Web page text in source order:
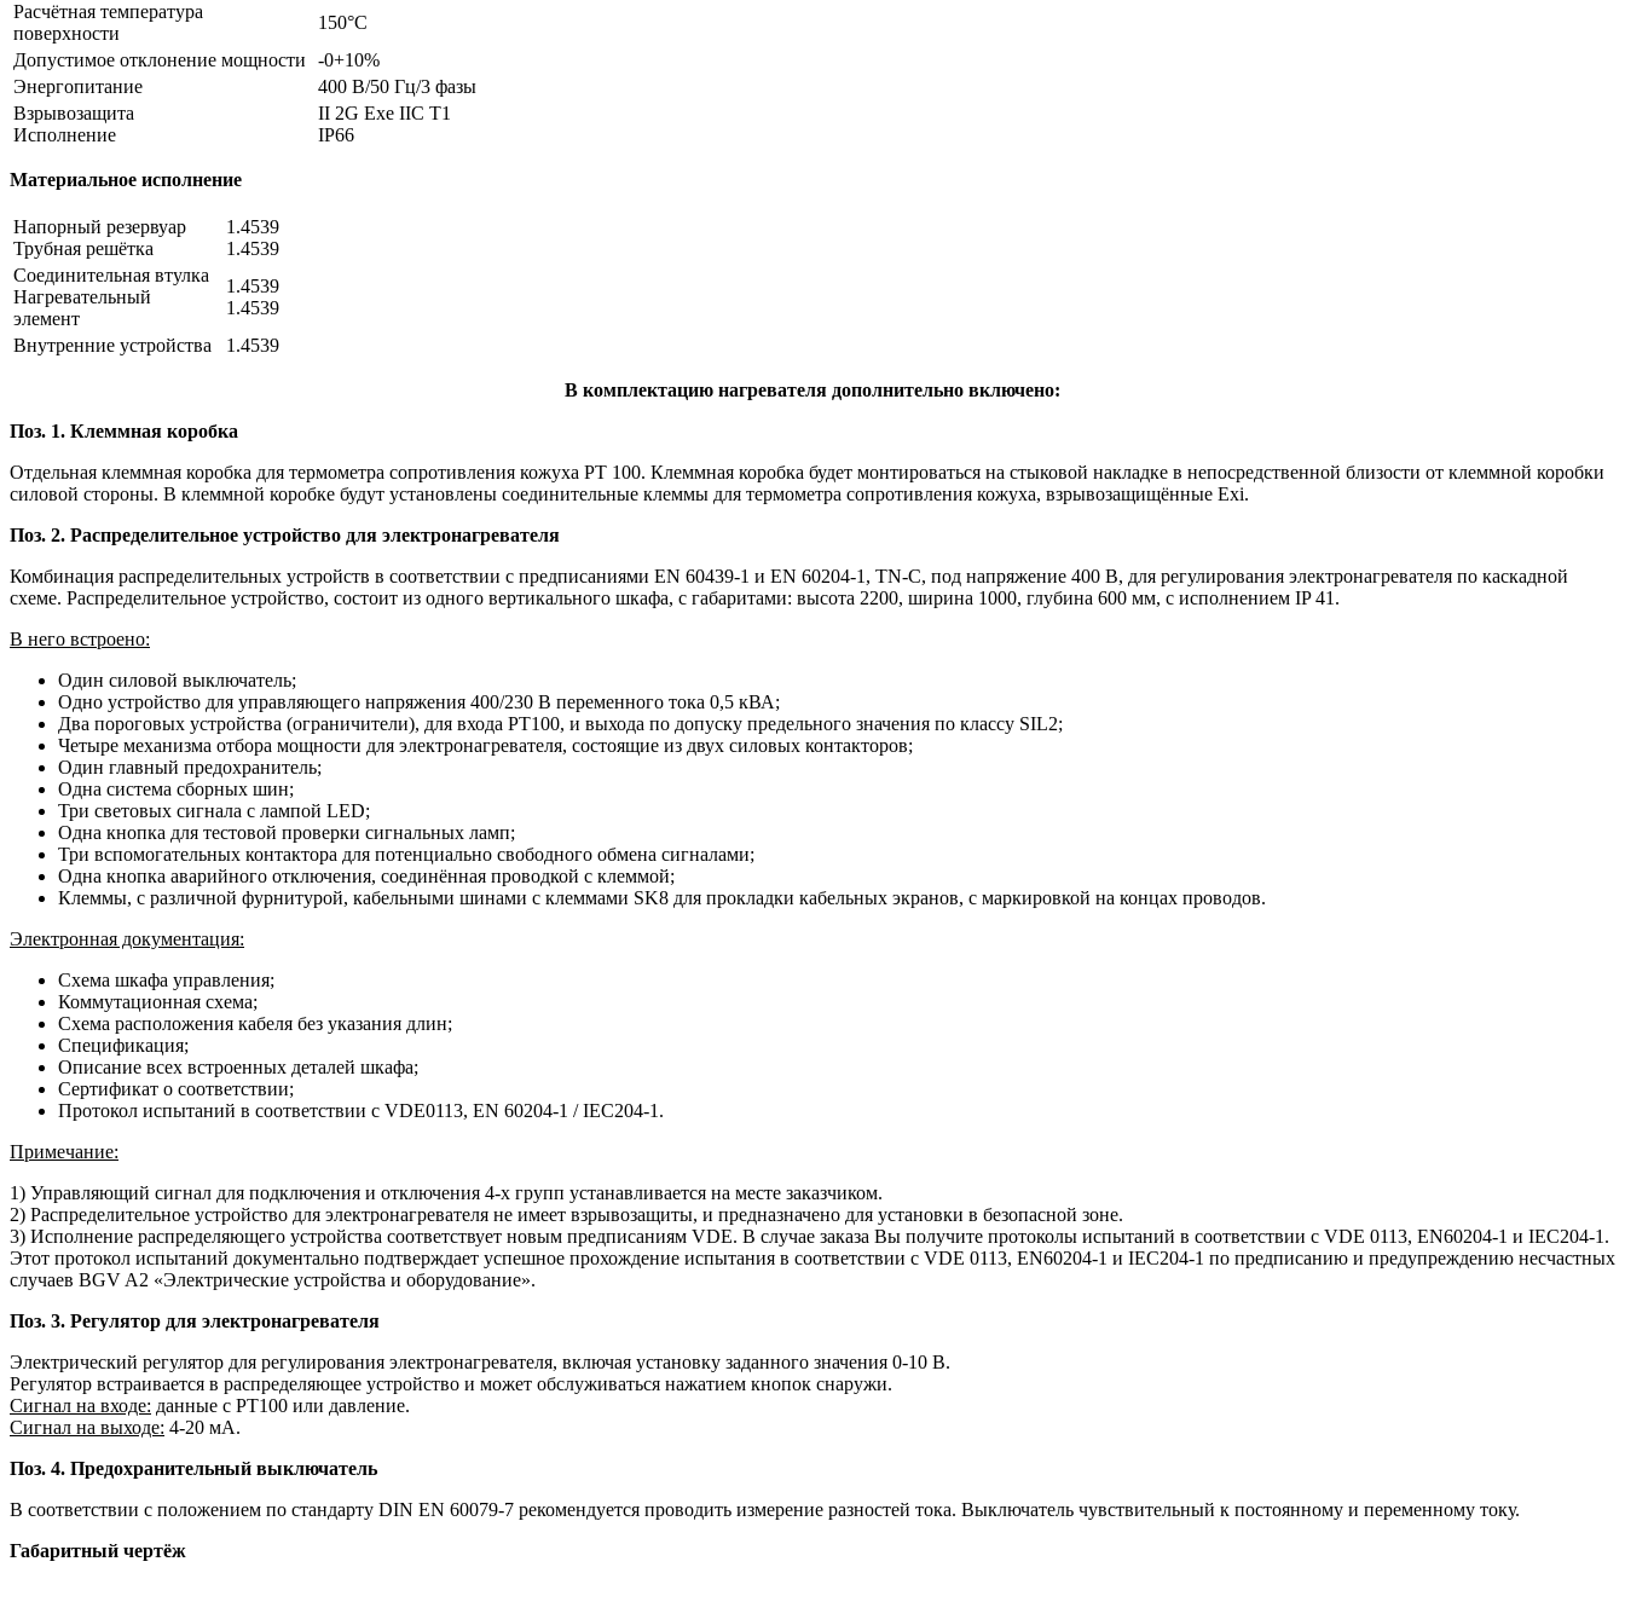
Расчётная температура
поверхности
150°С
Допустимое отклонение мощности
-0+10%
Энергопитание
400 В/50 Гц/3 фазы
Взрывозащита
Исполнение
II 2G Exe IIC T1
IP66
Материальное исполнение
Напорный резервуар
Трубная решётка
1.4539
1.4539
Соединительная втулка
Нагревательный
элемент
1.4539
1.4539
Внутренние устройства
1.4539
В комплектацию нагревателя дополнительно включено:
Поз. 1. Клеммная коробка
Отдельная клеммная коробка для термометра сопротивления кожуха PT 100. Клеммная коробка будет монтироваться на стыковой накладке в непосредственной близости от клеммной коробки
силовой стороны. В клеммной коробке будут установлены соединительные клеммы для термометра сопротивления кожуха, взрывозащищённые Exi.
Поз. 2. Распределительное устройство для электронагревателя
Комбинация распределительных устройств в соответствии с предписаниями EN 60439-1 и EN 60204-1, TN-C, под напряжение 400 В, для регулирования электронагревателя по каскадной
схеме. Распределительное устройство, состоит из одного вертикального шкафа, с габаритами: высота 2200, ширина 1000, глубина 600 мм, с исполнением IP 41.
В него встроено:
Один силовой выключатель;
Одно устройство для управляющего напряжения 400/230 В переменного тока 0,5 кВА;
Два пороговых устройства (ограничители), для входа PT100, и выхода по допуску предельного значения по классу SIL2;
Четыре механизма отбора мощности для электронагревателя, состоящие из двух силовых контакторов;
Один главный предохранитель;
Одна система сборных шин;
Три световых сигнала с лампой LED;
Одна кнопка для тестовой проверки сигнальных ламп;
Три вспомогательных контактора для потенциально свободного обмена сигналами;
Одна кнопка аварийного отключения, соединённая проводкой с клеммой;
Клеммы, с различной фурнитурой, кабельными шинами с клеммами SK8 для прокладки кабельных экранов, с маркировкой на концах проводов.
Электронная документация:
Схема шкафа управления;
Коммутационная схема;
Схема расположения кабеля без указания длин;
Спецификация;
Описание всех встроенных деталей шкафа;
Сертификат о соответствии;
Протокол испытаний в соответствии с VDE0113, EN 60204-1 / IEC204-1.
Примечание:
1) Управляющий сигнал для подключения и отключения 4-х групп устанавливается на месте заказчиком.
2) Распределительное устройство для электронагревателя не имеет взрывозащиты, и предназначено для установки в безопасной зоне.
3) Исполнение распределяющего устройства соответствует новым предписаниям VDE. В случае заказа Вы получите протоколы испытаний в соответствии с VDE 0113, EN60204-1 и IEC204-1.
Этот протокол испытаний документально подтверждает успешное прохождение испытания в соответствии с VDE 0113, EN60204-1 и IEC204-1 по предписанию и предупреждению несчастных
случаев BGV A2 «Электрические устройства и оборудование».
Поз. 3. Регулятор для электронагревателя
Электрический регулятор для регулирования электронагревателя, включая установку заданного значения 0-10 В.
Регулятор встраивается в распределяющее устройство и может обслуживаться нажатием кнопок снаружи.
Сигнал на входе: данные с PT100 или давление.
Сигнал на выходе: 4-20 мА.
Поз. 4. Предохранительный выключатель
В соответствии с положением по стандарту DIN EN 60079-7 рекомендуется проводить измерение разностей тока. Выключатель чувствительный к постоянному и переменному току.
Габаритный чертёж